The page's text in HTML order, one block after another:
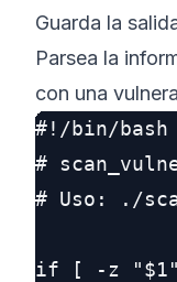
Guarda la
Parsea la
con una
#!/bin/bash
#
# Uso: ./
if [ -z